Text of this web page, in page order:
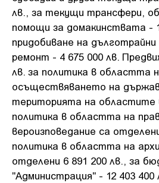
лв., за текущи трансфери,
помощи за домакинствата -
придобиване на
ремонт - 4 675 000 лв.
лв. за политика в областта
осъществяването на
територията на областите
политика в областта на
вероизповедание са
политика в областта на
отделени 6 891 200 лв., за
"Администрация" - 12 403